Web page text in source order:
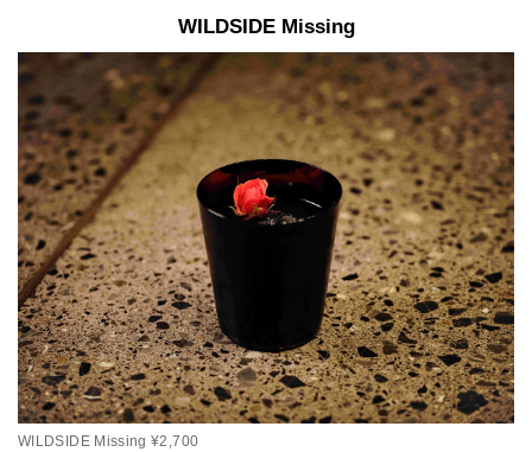
WILDSIDE Missing
WILDSIDE Missing ¥2,700